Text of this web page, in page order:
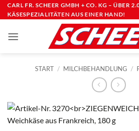
Zum
Inhalt
CARL FR. SCHEER GMBH + CO. KG – ÜBER
KÄSESPEZIALITÄTEN AUS EINER HAND!
START / MILCHBEHANDLUNG /